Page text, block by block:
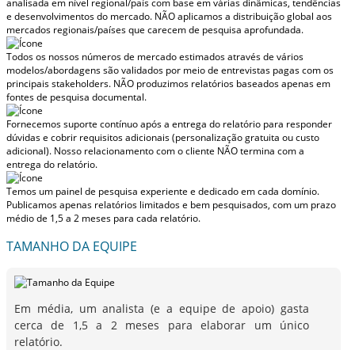
e desenvolvimentos do mercado. NÃO aplicamos a distribuição global aos
mercados regionais/paísesque carecem de pesquisa aprofundada.
Todos os nossos números de mercado estimados através de vários
modelos/abordagens são validados por meio de entrevistas pagas com os
principais stakeholders. NÃO produzimos relatórios baseados apenas em
fontes de pesquisa documental.
Fornecemos suporte contínuo após a entrega do relatório para responder
dúvidas e cobrir requisitos adicionais (personalização gratuita ou custo
adicional). Nosso relacionamento com o cliente NÃO termina com a
entrega do relatório.
Temos um painel de pesquisa experiente e dedicado em cada domínio.
Publicamos apenas relatórios limitados e bem pesquisados, com um prazo
médio de 1,5 a 2 meses para cada relatório.
TAMANHO DA EQUIPE
Em média, um analista (e a equipe de apoio) gasta
cerca de 1,5 a 2 meses para elaborar um único
relatório.